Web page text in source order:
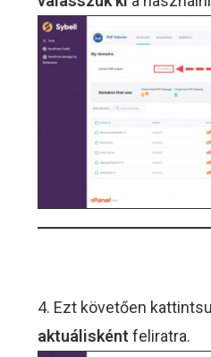
4. Ezt követően
aktuálisként feliratra.